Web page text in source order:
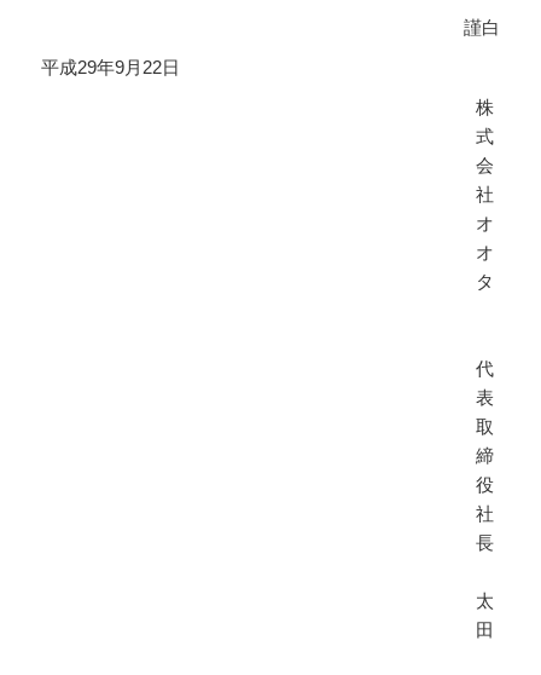
謹白
平成29年9月22日
株
式
会
社
オ
オ
タ
代
表
取
締
役
社
長
太
田